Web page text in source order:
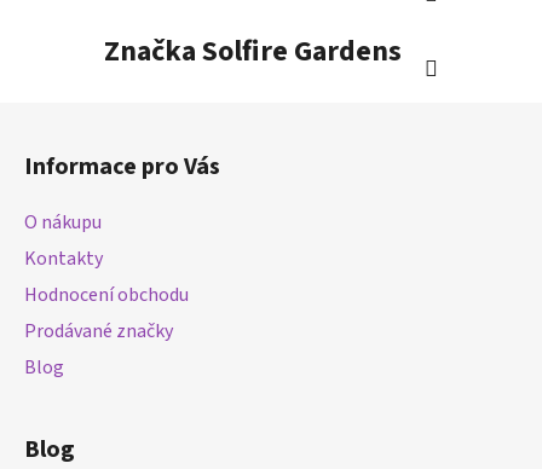
ZnačkaSolfire Gardens
Informace pro Vás
O nákupu
Kontakty
Hodnocení obchodu
Prodávané značky
Blog
Blog